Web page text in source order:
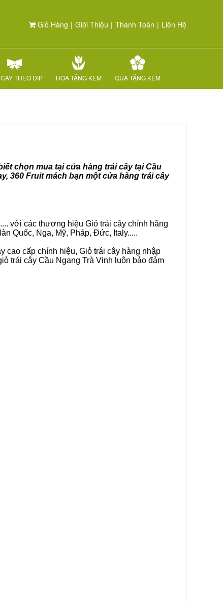
Giỏ Hàng | Giới Thiệu | Thanh Toán | Liên Hệ
THEO DỊP HOA TẶNG KÈM QUÀ TẶNG KÈM
chọn mua tại cửa hàng trái cây tại Cầu
360 Fruit mách bạn một cửa hàng trái cây
với các thương hiệu Giỏ trái cây chính hãng
Quốc, Nga, Mỹ, Pháp, Đức, Italy.....
cao cấp chính hiệu, Giỏ trái cây hàng nhập
trái cây Cầu Ngang Trà Vinh luôn bảo đảm